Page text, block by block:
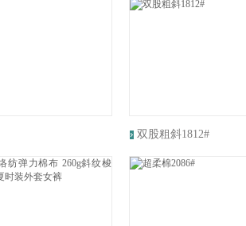
双股粗斜1812#